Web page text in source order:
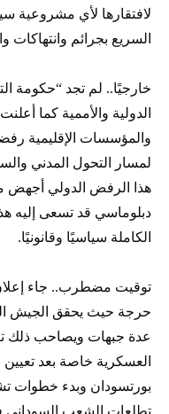
لافتقارها لأي مشروعية
السريع بجرائم
خارجيًا.. لم تجد “حكومة
الدولية والأممية كما
والمؤسسات الإقليمية
لمسار التحول المدني
هذا الرفض الدولي أجهض
دبلوماسي قد تسعى إليه
الكاملة سياسيًا وقانونيًا.
توقيت مضطرب.. جاء
حرجة حيث يحقق الجيش
عدة جبهات ويصاحب ذلك
العسكرية خاصة بعد
بورتسودان وبدء خطوات
تطلعات الشعب السوداني